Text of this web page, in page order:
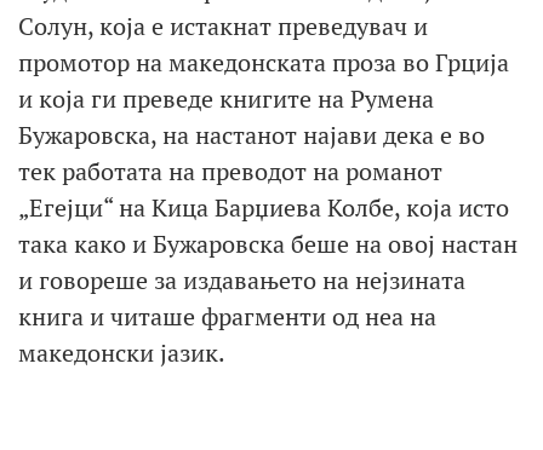
Солун, која е истакнат преведувач и
промотор на македонската проза во Грција
и која ги преведе книгите на Румена
Бужаровска, на настанот најави дека е во
тек работата на преводот на романот
„Егејци“ на Кица Барџиева Колбе, која исто
така како и Бужаровска беше на овој настан
и говореше за издавањето на нејзината
книга и читаше фрагменти од неа на
македонски јазик.